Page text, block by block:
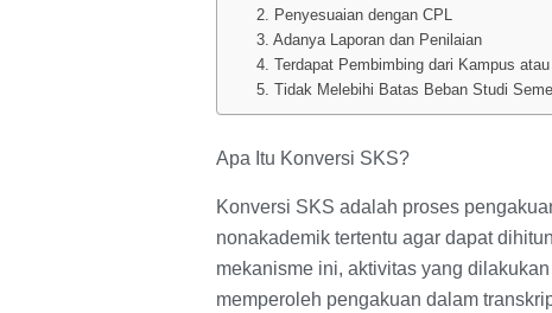
2. Penyesuaian dengan CPL
3. Adanya Laporan dan Penilaian
4. Terdapat Pembimbing dari Kampus
5. Tidak Melebihi Batas Beban Studi
Apa Itu Konversi SKS?
Konversi SKS adalah proses
nonakademik tertentu agar dapat
mekanisme ini, aktivitas yang
memperoleh pengakuan dalam